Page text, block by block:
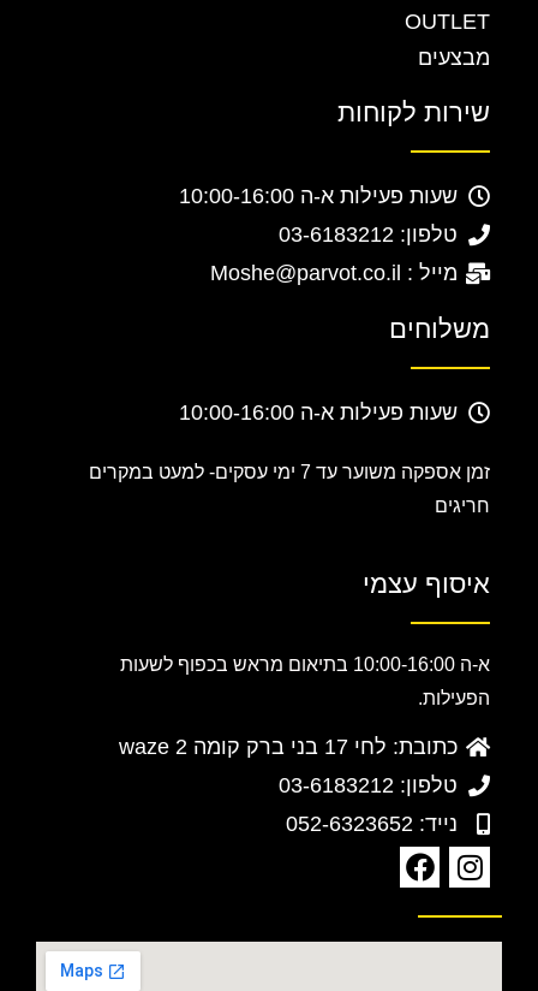
OUTLET
מבצעים
שירות לקוחות
שעות פעילות א-ה 10:00-16:00
טלפון: 03-6183212
מייל : Moshe@parvot.co.il
משלוחים
שעות פעילות א-ה 10:00-16:00
זמן אספקה משוער עד 7 ימי עסקים-
למעט במקרים
חריגים
איסוף עצמי
א-ה 10:00-16:00 בתיאום מראש בכפוף לשעות
הפעילות.
כתובת: לחי 17 בני ברק קומה 2 waze
טלפון: 03-6183212
נייד: 052-6323652